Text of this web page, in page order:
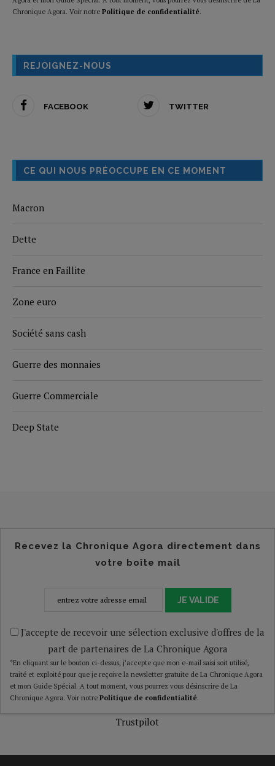
Chronique Agora. Voir notre Politique de confidentialité.
REJOIGNEZ-NOUS
FACEBOOK TWITTER
CE QUI NOUS PRÉOCCUPE EN CE MOMENT
Macron
Dette
France en Faillite
Zone euro
Société sans cash
Guerre des monnaies
Guerre Commerciale
Deep State
Recevez la Chronique Agora directement dans
votre boîte mail
JE VALIDE
J'accepte de recevoir une sélection exclusive d'offres de la
part de partenaires de La Chronique Agora
*En cliquant sur le bouton ci-dessus, j’accepte que mon e-mail saisi soit utilisé,
traité et exploité pour que je reçoive la newsletter gratuite de La Chronique Agora
et mon Guide Spécial. A tout moment, vous pourrez vous désinscrire de La
Chronique Agora. Voir notre Politique de confidentialité.
Trustpilot